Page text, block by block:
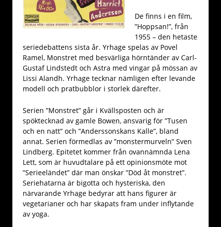
De finns i en film,
”Hoppsan!”, från
1955 – den hetaste
seriedebattens sista år. Yrhage spelas av Povel
Ramel, Monstret med besvärliga hörntänder av Carl-
Gustaf Lindstedt och Astra med vingar på mössan av
Lissi Alandh. Yrhage tecknar nämligen efter levande
modell och pratbubblor i storlek därefter.
Serien ”Monstret” går i Kvällsposten och är
spöktecknad av gamle Bowen, ansvarig för ”Tusen
och en natt” och ”Anderssonskans Kalle”, bland
annat. Serien förmedlas av ”monstermurveln” Sven
Lindberg. Epitetet kommer från ovannämnda Lena
Lett, som är huvudtalare på ett opinionsmöte mot
”Serieeländet” där man önskar ”Död åt monstret”.
Seriehatarna är bigotta och hysteriska, den
närvarande Yrhage bedyrar att hans figurer är
vegetarianer och har skapats fram under inflytande
av yoga.